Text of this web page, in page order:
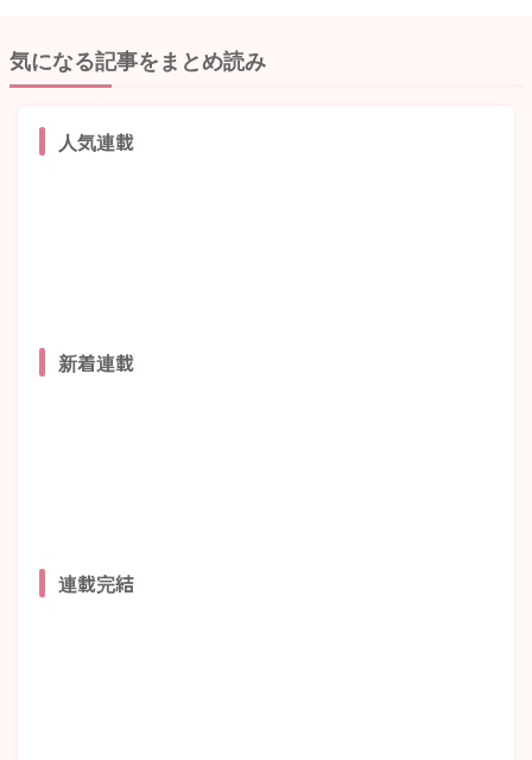
気になる記事をまとめ読み
人気連載
新着連載
連載完結